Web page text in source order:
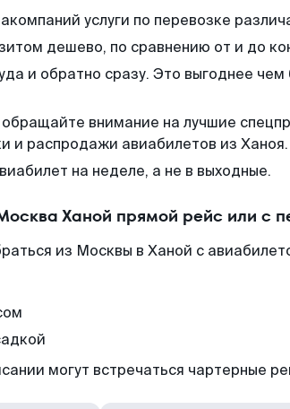
услуги по перевозке
дешево, по сравнению от и до
и обратно сразу. Это выгоднее
обращайте внимание на лучшие
и распродажи авиабилетов из Ханоя.
на неделе, а не в выходные.
Ханой прямой рейс или с
из Москвы в Ханой с
могут встречаться чартерные